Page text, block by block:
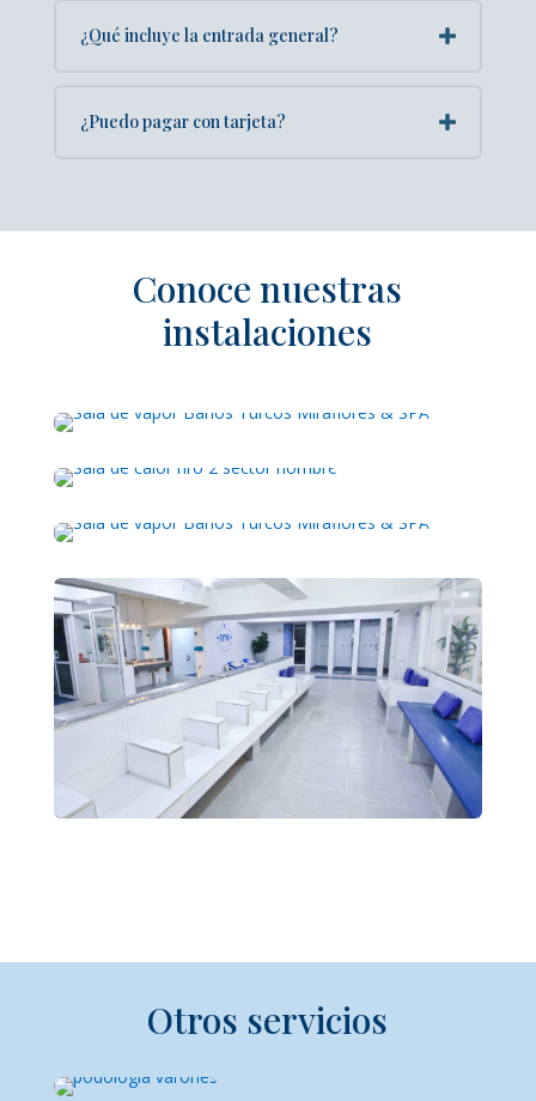
¿Qué incluye la entrada general?
¿Puedo pagar con tarjeta?
Conoce nuestras
instalaciones
Otros servicios